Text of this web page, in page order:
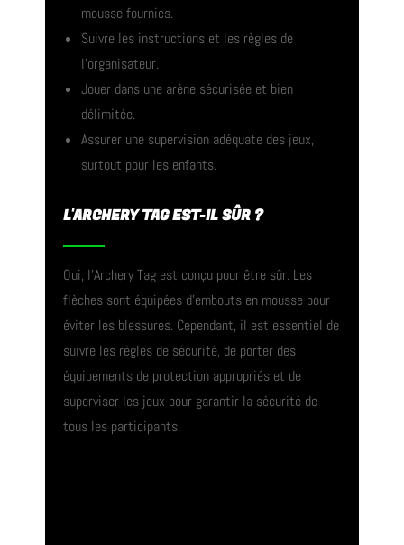
mousse fournies.
Suivre les instructions et les règles de
l’organisateur.
Jouer dans une arène sécurisée et bien
délimitée.
Assurer une supervision adéquate des jeux,
surtout pour les enfants.
L'ARCHERY TAG EST-IL SÛR ?
Oui, l’Archery Tag est conçu pour être sûr. Les
flèches sont équipées d’embouts en mousse pour
éviter les blessures. Cependant, il est essentiel de
suivre les règles de sécurité, de porter des
équipements de protection appropriés et de
superviser les jeux pour garantir la sécurité de
tous les participants.